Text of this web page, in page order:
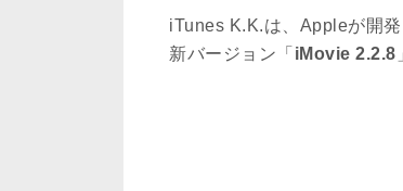
iTunes K.K.は、Appleが開
新バージョン「 iMovie 2.2.8